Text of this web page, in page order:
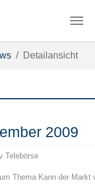
Detailansicht
2009
Telebörse
Thema Kann der Markt